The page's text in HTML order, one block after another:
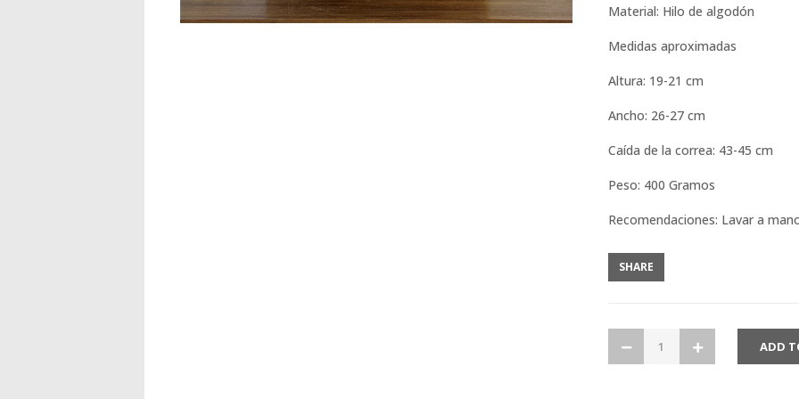
Material: Hilo de algodón
Medidas aproximadas
Altura: 19-21 cm
Ancho: 26-27 cm
Caída de la correa: 43-45 cm
Peso: 400 Gramos
Recomendaciones: Lavar a
SHARE